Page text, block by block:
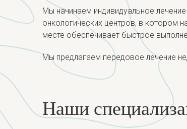
Мы начинаем индивидуальное
онкологических центров, в котором
месте обеспечивает быстрое
Мы предлагаем передовое лечение
Наши